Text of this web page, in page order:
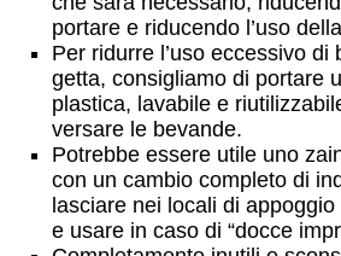
portare e riducendo l’uso
Per ridurre l’uso eccessivo di
getta, consigliamo di portare
plastica, lavabile e
versare le bevande.
Potrebbe essere utile uno
con un cambio completo di
lasciare nei locali di
e usare in caso di “docce